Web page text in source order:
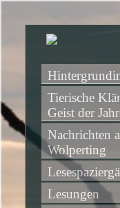
Tierische
Geist der
Nachrichten
Wolperting
Lesungen